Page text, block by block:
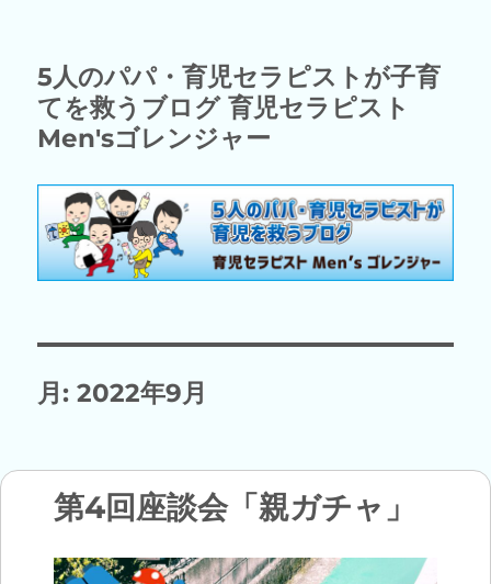
5人のパパ・育児セラピストが子育
てを救うブログ 育児セラピスト
Men'sゴレンジャー
月:2022年9月
第4回座談会「親ガチャ」